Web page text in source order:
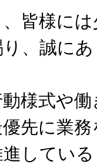
皆様には
、誠に
様式や
先に業
してい